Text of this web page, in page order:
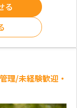
る
理/未経験歓迎・